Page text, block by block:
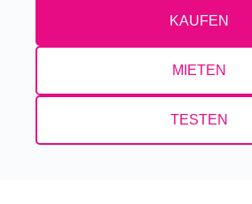
KAUFEN
MIETEN
TESTEN